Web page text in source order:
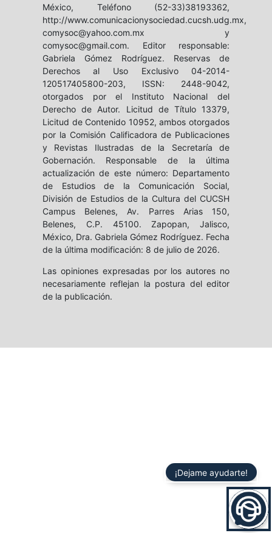
México, Teléfono (52-33)38193362,
http://www.comunicacionysociedad.cucsh.udg.mx,
comysoc@yahoo.com.mx y
comysoc@gmail.com. Editor responsable:
Gabriela Gómez Rodríguez. Reservas de
Derechos al Uso Exclusivo 04-2014-
120517405800-203, ISSN: 2448-9042,
otorgados por el Instituto Nacional del
Derecho de Autor. Licitud de Título 13379,
Licitud de Contenido 10952, ambos otorgados
por la Comisión Calificadora de Publicaciones
y Revistas Ilustradas de la Secretaría de
Gobernación. Responsable de la última
actualización de este número: Departamento
de Estudios de la Comunicación Social,
División de Estudios de la Cultura del CUCSH
Campus Belenes, Av. Parres Arias 150,
Belenes, C.P. 45100. Zapopan, Jalisco,
México, Dra. Gabriela Gómez Rodríguez. Fecha
de la última modificación: 8 de julio de 2026.
Las opiniones expresadas por los autores no
necesariamente reflejan la postura del editor
de la publicación.
¡Dejame ayudarte!